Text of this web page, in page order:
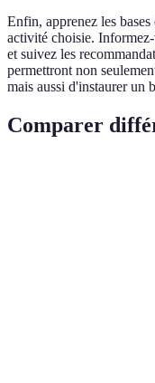
Enfin, apprenez les
activité choisie.
et suivez les
permettront non
mais aussi d'instaurer un
Comparer